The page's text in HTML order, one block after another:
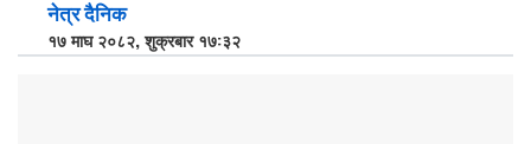
नेत्र दैनिक
१७ माघ २०८२, शुक्रबार १७:३२